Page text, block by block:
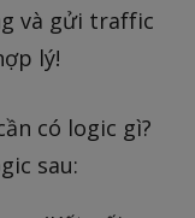
và gửi traffic
lý!
có logic gì?
sau: